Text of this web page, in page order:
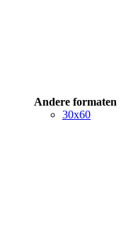
Andere formaten
30x60